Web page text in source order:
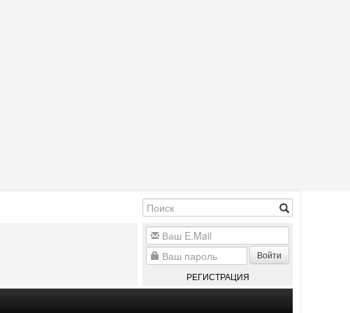
Войти
РЕГИСТРАЦИЯ